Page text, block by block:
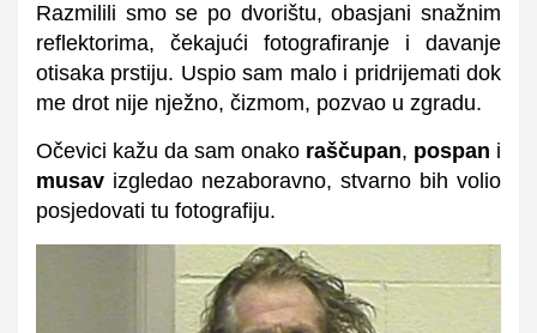
Razmilili smo se po dvorištu, obasjani snažnim
reflektorima, čekajući fotografiranje i davanje
otisaka prstiju. Uspio sam malo i pridrijemati dok
me drot nije nježno, čizmom, pozvao u zgradu.
Očevici kažu da sam onako raščupan, pospan i
musav izgledao nezaboravno, stvarno bih volio
posjedovati tu fotografiju.